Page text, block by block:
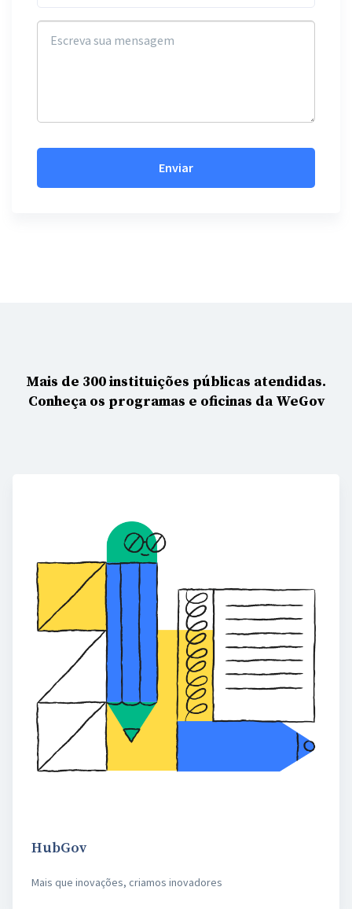
Mais de 300 instituições públicas atendidas.
Conheça os programas e oficinas da WeGov
HubGov
Mais que inovações, criamos inovadores